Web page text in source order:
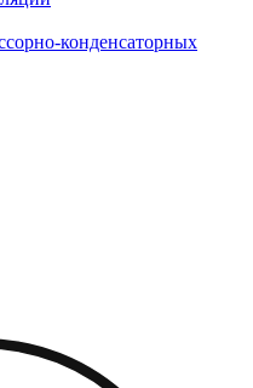
конденсаторных